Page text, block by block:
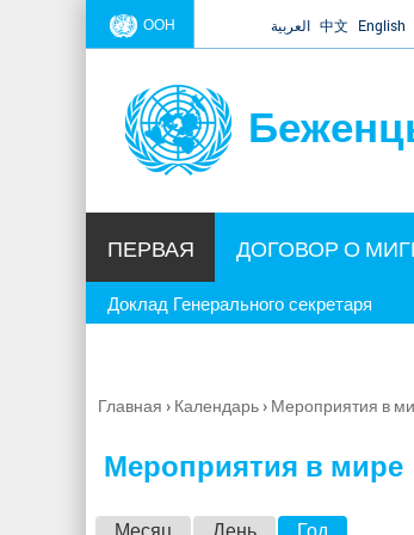
ООН العربية 中文 English
ПЕРВАЯ ДОГОВОР О
Доклад Генерального секретаря
Вы
Главная › Календарь› Мероприятия в
Мероприятия в мире